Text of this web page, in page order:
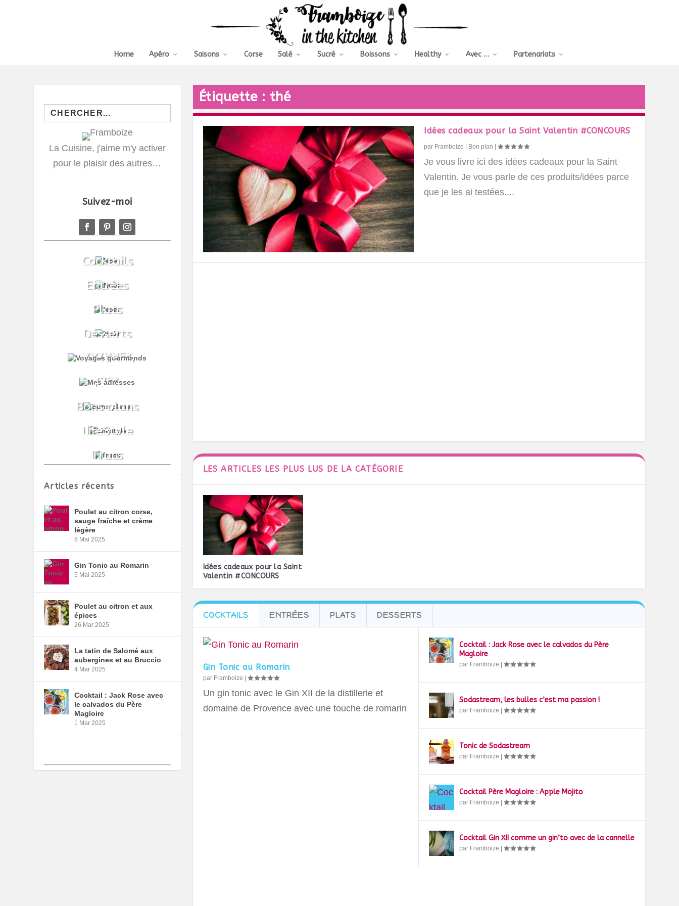
Home Apéro Saisons Corse Salé Sucré Boissons Healthy Avec … Partenariats
Étiquette : thé
Idées cadeaux pour la Saint Valentin #CONCOURS
par Framboize Bon plan |
Je vous livre ici des idées cadeaux pour la Saint
Valentin. Je vous parle de ces produits/idées parce
que je les ai testées....
LES ARTICLES LES PLUS LUS DE LA CATÉGORIE
Idées cadeaux pour la Saint
Valentin #CONCOURS
COCKTAILS ENTRÉES PLATS DESSERTS
Gin Tonic au Romarin
par Framboize
Un gin tonic avec le Gin XII de la distillerie et
domaine de Provence avec une touche de romarin
Cocktail : Jack Rose avec le calvados du Père
Magloire
par Framboize |
Sodastream, les bulles c’est ma passion !
par Framboize |
Tonic de Sodastream
par Framboize |
Cocktail Père Magloire : Apple Mojito
par Framboize |
Cocktail Gin XII comme un gin’to avec de la cannelle
par Framboize |
Search
for:
La Cuisine, j'aime m'y activer
pour le plaisir des autres…
Suivez-moi
Articles récents
Poulet au citron corse,
sauge fraîche et crème
légère
8 Mai 2025
Gin Tonic au Romarin
5 Mai 2025
Poulet au citron et aux
épices
26 Mar 2025
La tatin de Salomé aux
aubergines et au Bruccio
4 Mar 2025
Cocktail : Jack Rose avec
le calvados du Père
Magloire
1 Mar 2025